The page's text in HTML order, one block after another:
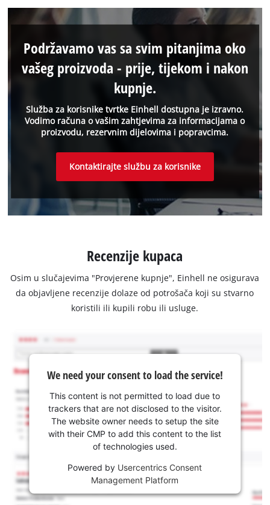
Služba za korisnike tvrtke Einhell dostupna je izravno.
Vodimo računa o vašim zahtjevima za informacijama o
proizvodu, rezervnim dijelovima i popravcima.
Podržavamo vas sa svim pitanjima oko
vašeg proizvoda - prije, tijekom i nakon
kupnje.
Kontaktirajte službu za korisnike
Recenzije kupaca
Osim u slučajevima "Provjerene kupnje", Einhell ne osigurava
da objavljene recenzije dolaze od potrošača koji su stvarno
koristili ili kupili robu ili usluge.
We need your consent to load the service!
This content is not permitted to load due to
trackers that are not disclosed to the visitor.
The website owner needs to setup the site
with their CMP to add this content to the list
of technologies used.
Powered by Usercentrics Consent
Management Platform